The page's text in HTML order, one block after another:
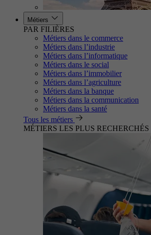
Métiers
PAR FILIÈRES
Métiers dans le commerce
Métiers dans l’industrie
Métiers dans l’informatique
Métiers dans le social
Métiers dans l’immobilier
Métiers dans l’agriculture
Métiers dans la banque
Métiers dans la communication
Métiers dans la santé
Tous les métiers
MÉTIERS LES PLUS RECHERCHÉS